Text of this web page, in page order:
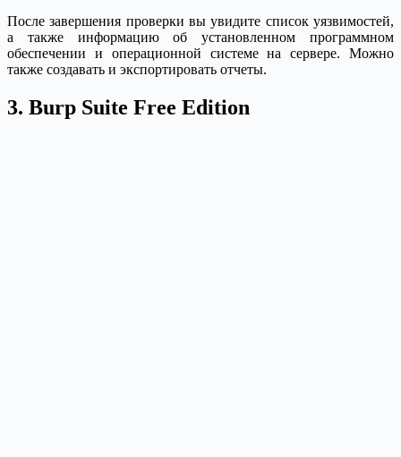
После завершения проверки вы увидите список уязвимостей,
а также информацию об установленном программном
обеспечении и операционной системе на сервере. Можно
также создавать и экспортировать отчеты.
3. Burp Suite Free Edition